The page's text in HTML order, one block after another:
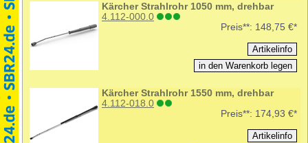
Kärcher Strahlrohr 1050 mm, drehbar
4.112-000.0
Preis**: 148,75 €*
Kärcher Strahlrohr 1550 mm, drehbar
4.112-018.0
Preis**: 174,93 €*